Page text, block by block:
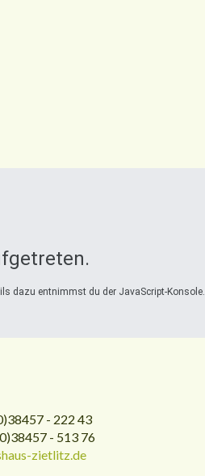
dazu entnimmst du der JavaScript-Konsole.
- 222 43
- 513 76
zietlitz.de